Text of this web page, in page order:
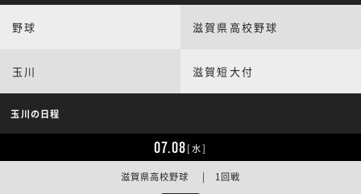
野球 滋賀県高校野球
玉川 滋賀短大付
玉川の日程
07.08[水]
滋賀県高校野球 | 1回戦